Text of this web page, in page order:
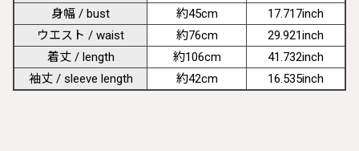
身幅 / bust
約45cm
17.717inch
ウエスト / waist
約76cm
29.921inch
着丈 / length
約106cm
41.732inch
袖丈 / sleeve length
約42cm 16.535inch